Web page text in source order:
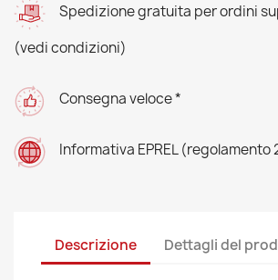
Spedizione gratuita per ordini
(vedi condizioni)
Consegna veloce *
Informativa EPREL (regolamento
Descrizione Dettagli del